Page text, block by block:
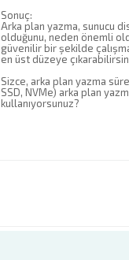
Sonuç:
Arka plan yazma, sunucu
olduğunu, neden önemli
güvenilir bir şekilde
en üst düzeye
Sizce, arka plan yazma
SSD, NVMe) arka plan
kullanıyorsunuz?